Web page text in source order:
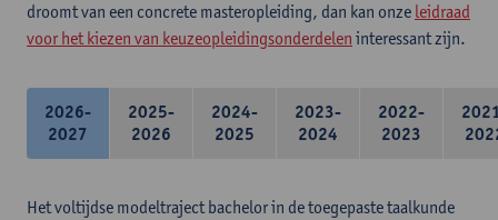
droomt van een concrete masteropleiding, dan kan onze leidraad
voor het kiezen van keuzeopleidingsonderdelen interessant zijn.
2026-
2027
2025-
2026
2024-
2025
2023-
2024
2022-
2023
Het voltijdse modeltraject bachelor in de toegepaste taalkunde